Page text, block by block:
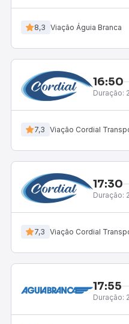
8,3 Viação Águia Branca
16:50
Duração:
7,3 Viação Cordial
17:30
Duração:
7,3 Viação Cordial
17:55
Duração: